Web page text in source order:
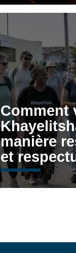
Comment
manière
et